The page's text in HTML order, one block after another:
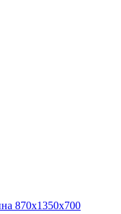
870x1350x700